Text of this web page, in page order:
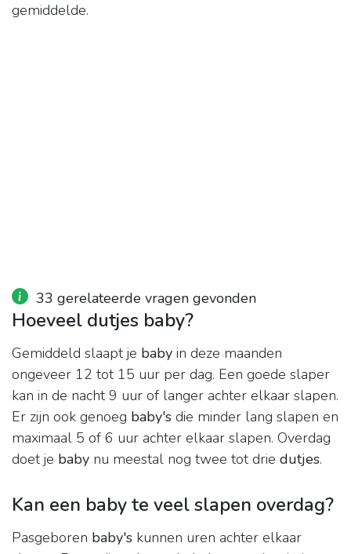
gemiddelde.
33 gerelateerde vragen gevonden
Hoeveel dutjes baby?
Gemiddeld slaapt je baby in deze maanden
ongeveer 12 tot 15 uur per dag. Een goede slaper
kan in de nacht 9 uur of langer achter elkaar slapen.
Er zijn ook genoeg baby's die minder lang slapen en
maximaal 5 of 6 uur achter elkaar slapen. Overdag
doet je baby nu meestal nog twee tot drie dutjes.
Kan een baby te veel slapen overdag?
Pasgeboren baby's kunnen uren achter elkaar